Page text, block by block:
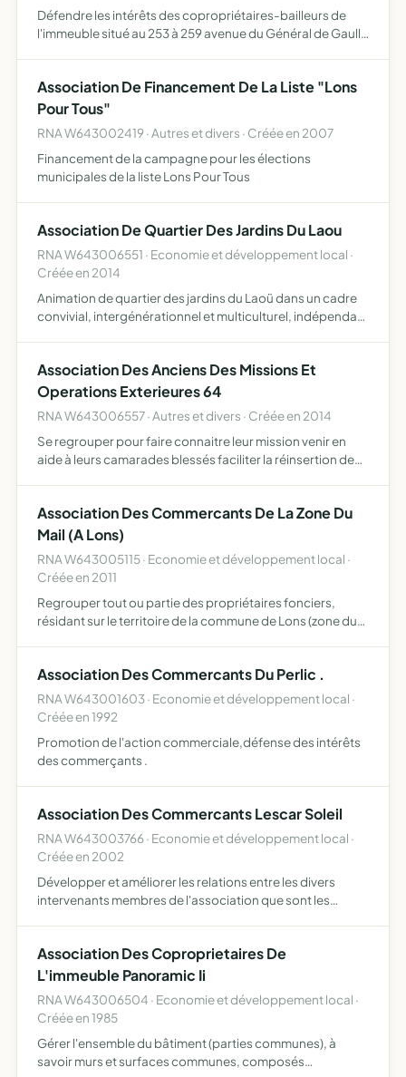
Défendre les intérêts des copropriétaires-bailleurs de
l'immeuble situé au 253 à 259 avenue du Général de Gaulle
C…
Association De Financement De La Liste "Lons
Pour Tous"
RNA W643002419 · Autres et divers · Créée en 2007
Financement de la campagne pour les élections
municipales de la liste Lons Pour Tous
Association De Quartier Des Jardins Du Laou
RNA W643006551 · Economie et développement local ·
Créée en 2014
Animation de quartier des jardins du Laoü dans un cadre
convivial, intergénérationnel et multiculturel, indépendant
Association Des Anciens Des Missions Et
Operations Exterieures 64
RNA W643006557 · Autres et divers · Créée en 2014
Se regrouper pour faire connaitre leur mission venir en
aide à leurs camarades blessés faciliter la réinsertion de
Association Des Commercants De La Zone Du
Mail (A Lons)
RNA W643005115 · Economie et développement local ·
Créée en 2011
Regrouper tout ou partie des propriétaires fonciers,
résidant sur le territoire de la commune de Lons (zone du
Association Des Commercants Du Perlic .
RNA W643001603 · Economie et développement local ·
Créée en 1992
Promotion de l'action commerciale,défense des intérêts
des commerçants .
Association Des Commercants Lescar Soleil
RNA W643003766 · Economie et développement local ·
Créée en 2002
Développer et améliorer les relations entre les divers
intervenants membres de l'association que sont les
associ…
Association Des Coproprietaires De
L'immeuble Panoramic Ii
RNA W643006504 · Economie et développement local ·
Créée en 1985
Gérer l'ensemble du bâtiment (parties communes), à
savoir murs et surfaces communes, composés